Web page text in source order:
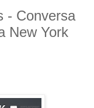
- Conversa
New York